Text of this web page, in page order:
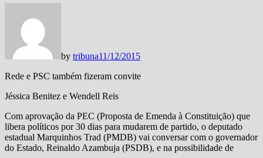
by tribuna11/12/2015
Rede e PSC também fizeram convite
Jéssica Benitez e Wendell Reis
Com aprovação da PEC (Proposta de Emenda à Constituição) que
libera políticos por 30 dias para mudarem de partido, o deputado
estadual Marquinhos Trad (PMDB) vai conversar com o governador
do Estado, Reinaldo Azambuja (PSDB), e na possibilidade de